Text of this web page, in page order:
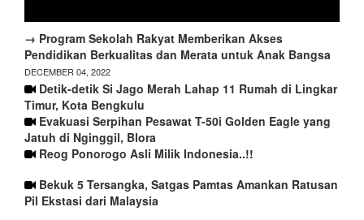
→ Program Sekolah Rakyat Memberikan Akses
Pendidikan Berkualitas dan Merata untuk Anak Bangsa
DECEMBER 04, 2022
Detik-detik Si Jago Merah Lahap 11 Rumah di Lingkar
Timur, Kota Bengkulu
Evakuasi Serpihan Pesawat T-50i Golden Eagle yang
Jatuh di Nginggil, Blora
Reog Ponorogo Asli Milik Indonesia..!!
Bekuk 5 Tersangka, Satgas Pamtas Amankan Ratusan
Pil Ekstasi dari Malaysia